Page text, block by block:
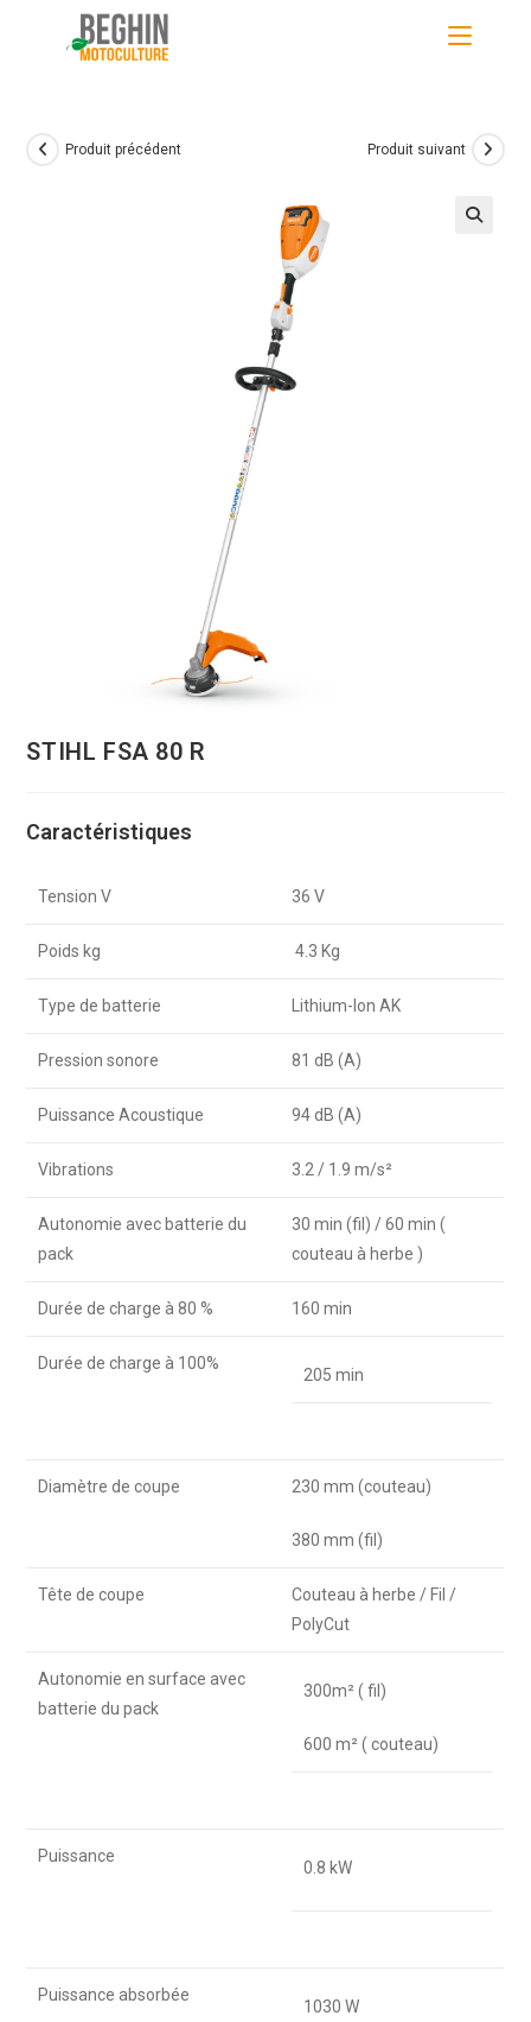
Produit précédent Produit suivant
STIHL FSA 80 R
Caractéristiques
Tension V 36 V
Poids kg 4.3 Kg
Type de batterie Lithium-Ion AK
Pression sonore 81 dB (A)
Puissance Acoustique 94 dB (A)
Vibrations 3.2 / 1.9 m/s²
Autonomie avec batterie du
pack
30 min (fil) / 60 min (
couteau à herbe )
Durée de charge à 80 % 160 min
Durée de charge à 100%
205 min
Diamètre de coupe 230 mm (couteau)
380 mm (fil)
Tête de coupe
Couteau à herbe / Fil /
PolyCut
Autonomie en surface avec
batterie du pack
300m² ( fil)
600 m² ( couteau)
Puissance
0.8 kW
Puissance absorbée
1030 W